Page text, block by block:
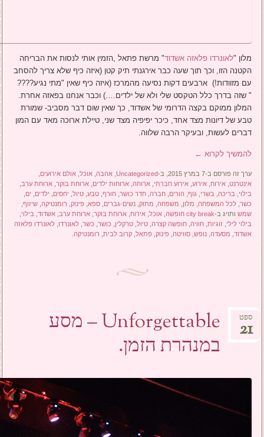
מלון "לאונרדו פלאזה אשדוד" מרשת פתאל ,הזמין אותי לנסות את הבריחה
הקטנה הזו, וכך תוך שעה כבר אירגנתי תיק קטן (איזה כיף שלא צריך להסחב
עם מזוודות!) ארבעים דקות נסיעה מהמרכז (איזה כיף שאין "מתי נגיע????
" שזה בדרך כלל הטקסט שלי ולא של ילדים….) וכבר אנחנו בפאזה אחרת.
המלון ממוקם בקצה הדרומי של אשדוד, כך שאין שום דבר מסביב- שמורת
טבע של דיונות מצד אחד, כיכר יפיפיה מצד שני, טיילת ארוכה מאד עם המון
דברים לעשות, ובעיקר הרבה שלווה.
להמשיך לקרוא ←
ערך זה פורסם ב-7 במרץ 2015, ב- Uncategorized
,אהבה ,אוכל ,אולם אירועים
אינטרנט ,אירוח ,אירוע ,אירוע חברתי ,ארוחה ,ארוחות ילדים ,ארוחת בוקר ,ארוחת ערב
בילוי
בריכה בשרי גוף הורים ,חברה ,חדר כושר ,חורף ,טבע ,טיול יחסים ילדים ים
כשר ,לכל המשפחה מלון משפחה מתוק ,נשים-גברים ,ספא פינוק רומנטיקה ,שיזוף
שמש ותויג ב-city break חופשה ,אוכל ,אירוח ,ארוחת בוקר ,ארוחת ערב ,אשדוד בילוי
בילוי לילי ,זוגיות ,חוויה ,חופשה קצרה ,טיול ,טרקלין כושר כשר ,לאונרדו ,לאונרדו פלאזה
אשדוד מסעדה ,נופש ,סוויטה פינוק פתאל ,קרוב לבית רומנטיקה
Unforgettable – מסע
במנהרת הזמן.
ספט
21